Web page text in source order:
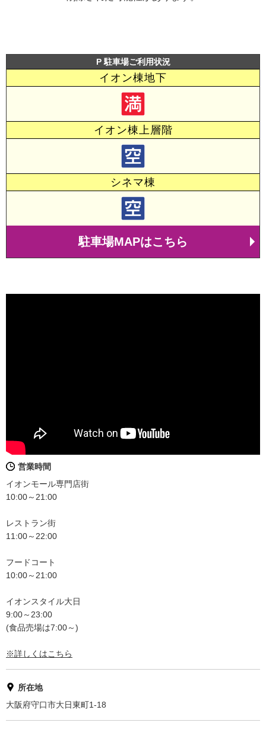
P 駐車場ご利用状況
イオン棟地下
イオン棟上層階
シネマ棟
駐車場MAPはこちら
営業時間
イオンモール専門店街
10:00～21:00
レストラン街
11:00～22:00
フードコート
10:00～21:00
イオンスタイル大日
9:00～23:00
(食品売場は7:00～)
※詳しくはこちら
所在地
大阪府守口市大日東町1-18